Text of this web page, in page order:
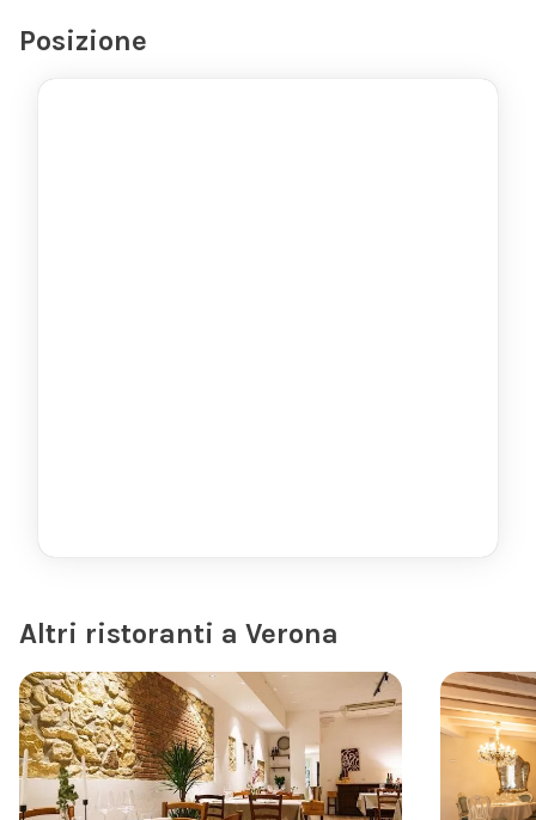
Posizione
Altri ristoranti a Verona